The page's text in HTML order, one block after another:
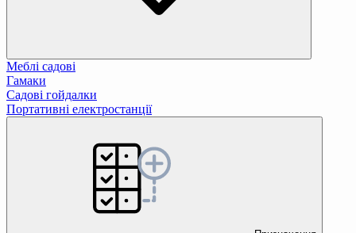
Меблі садові
Гамаки
Садові гойдалки
Портативні електростанції